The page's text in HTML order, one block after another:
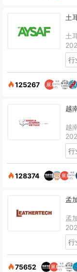
土
土
行
125267
越
越
行
128374
孟
孟
行
75652